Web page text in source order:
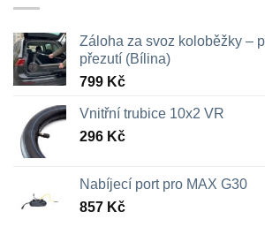
Záloha za svoz koloběžky –
přezutí (Bílina)
799 Kč
Vnitřní trubice 10x2 VR
296 Kč
Nabíjecí port pro MAX G30
857 Kč